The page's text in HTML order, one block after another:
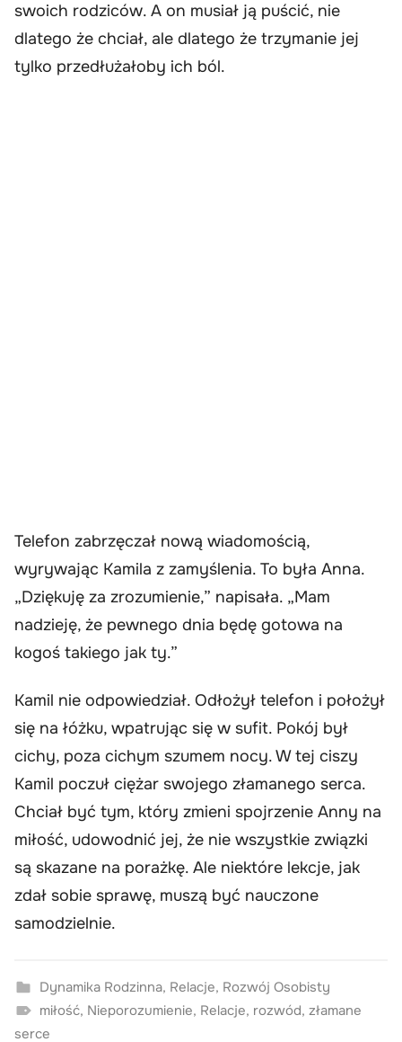
swoich rodziców. A on musiał ją puścić, nie
dlatego że chciał, ale dlatego że trzymanie jej
tylko przedłużałoby ich ból.
Telefon zabrzęczał nową wiadomością,
wyrywając Kamila z zamyślenia. To była Anna.
„Dziękuję za zrozumienie,” napisała. „Mam
nadzieję, że pewnego dnia będę gotowa na
kogoś takiego jak ty.”
Kamil nie odpowiedział. Odłożył telefon i położył
się na łóżku, wpatrując się w sufit. Pokój był
cichy, poza cichym szumem nocy. W tej ciszy
Kamil poczuł ciężar swojego złamanego serca.
Chciał być tym, który zmieni spojrzenie Anny na
miłość, udowodnić jej, że nie wszystkie związki
są skazane na porażkę. Ale niektóre lekcje, jak
zdał sobie sprawę, muszą być nauczone
samodzielnie.
Dynamika Rodzinna, Relacje, Rozwój Osobisty
miłość, Nieporozumienie, Relacje, rozwód, złamane
serce